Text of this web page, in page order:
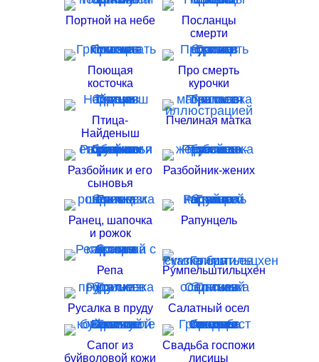
Портной на небе
Посланцы
смерти
Поющая
косточка
Про смерть
курочки
Птица-
Найденыш
Пчелиная матка
Разбойник и его
сыновья
Разбойник-жених
Ранец, шапочка
и рожок
Рапунцель
Репа Румпельштильцхен
Русалка в пруду Салатный осел
Сапог из
буйволовой кожи
Свадьба госпожи
лисицы